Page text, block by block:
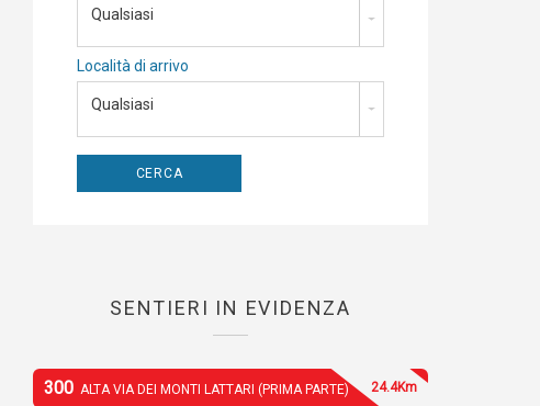
Qualsiasi
Località di arrivo
Qualsiasi
SENTIERI IN EVIDENZA
300 ALTA VIA DEI MONTI LATTARI (PRIMA PARTE) 24.4Km